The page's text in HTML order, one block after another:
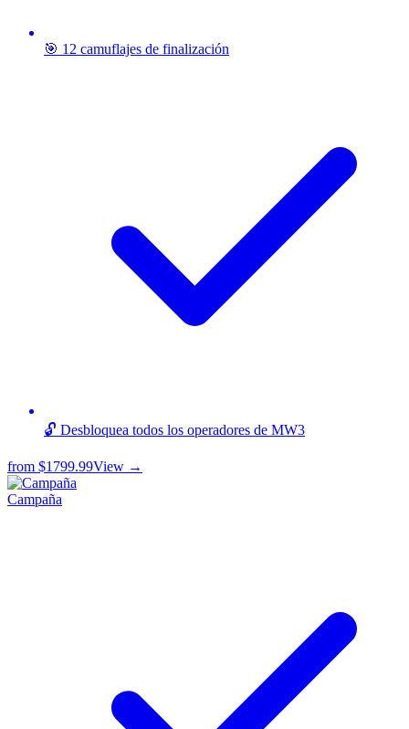
🎯 12 camuflajes de finalización
🔓 Desbloquea todos los operadores de MW3
from $1799.99View →
Campaña